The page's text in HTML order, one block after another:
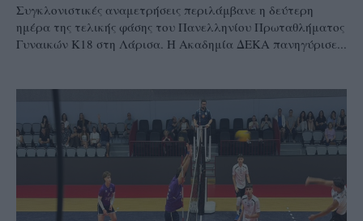
Συγκλονιστικές αναμετρήσεις περιλάμβανε η δεύτερη
ημέρα της τελικής φάσης του Πανελληνίου Πρωταθλήματος
Γυναικών Κ18 στη Λάρισα. Η Ακαδημία ΔΕΚΑ πανηγύρισε...